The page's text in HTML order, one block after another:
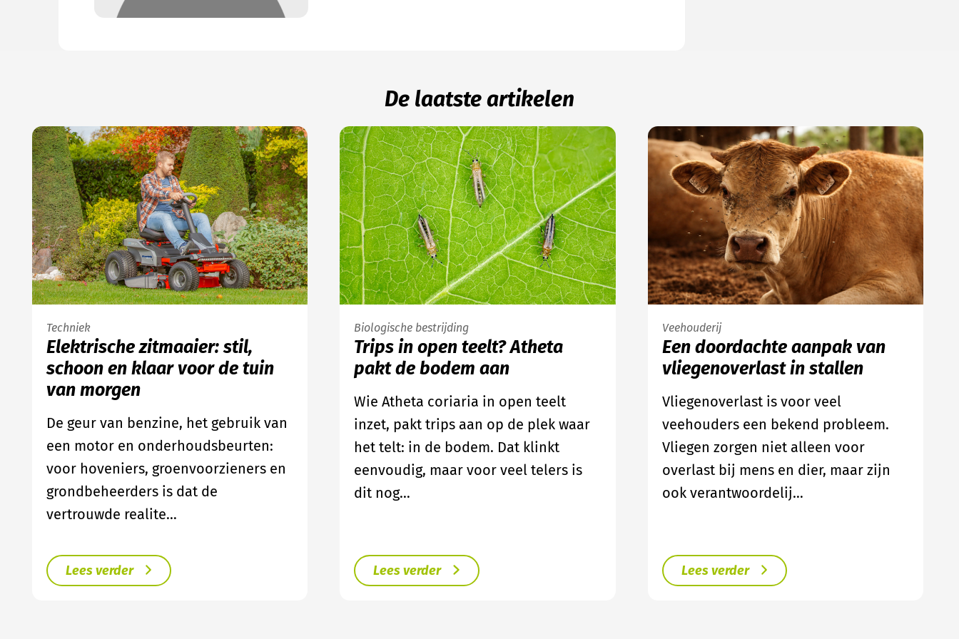
De laatste artikelen
Techniek
Elektrische zitmaaier: stil,
schoon en klaar voor de tuin
van morgen
De geur van benzine, het gebruik van
een motor en onderhoudsbeurten:
voor hoveniers, groenvoorzieners en
grondbeheerders is dat de
vertrouwde realite…
Lees verder
Biologische bestrijding
Trips in open teelt? Atheta
pakt de bodem aan
Wie Atheta coriaria in open teelt
inzet, pakt trips aan op de plek waar
het telt: in de bodem. Dat klinkt
eenvoudig, maar voor veel telers is
dit nog…
Lees verder
Veehouderij
Een doordachte aanpak van
vliegenoverlast in stallen
Vliegenoverlast is voor veel
veehouders een bekend probleem.
Vliegen zorgen niet alleen voor
overlast bij mens en dier, maar zijn
ook verantwoordelij…
Lees verder